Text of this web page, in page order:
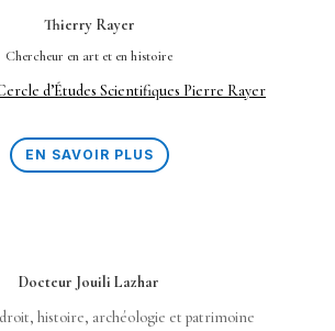
Thierry Rayer
Chercheur en art et en histoire
d’Études Scientifiques Pierre Rayer
EN SAVOIR PLUS
Docteur Jouili Lazhar
histoire, archéologie et patrimoine